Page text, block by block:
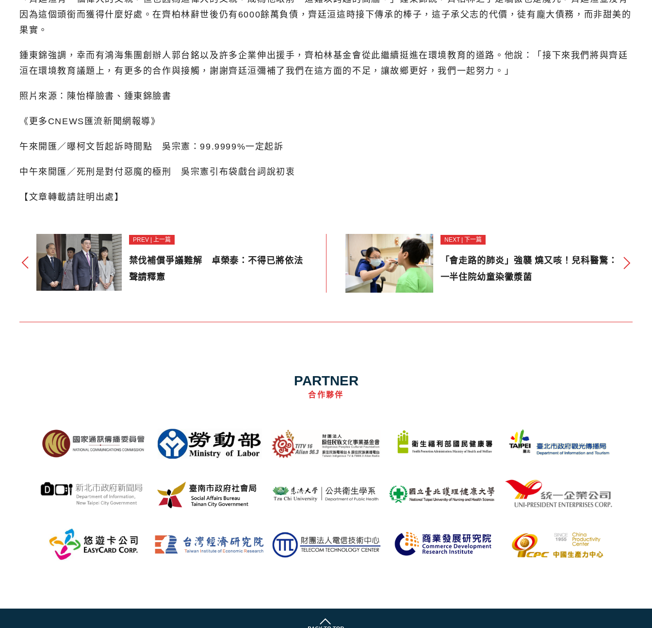
因為這個頭銜而獲得什麼好處。在齊柏林辭世後仍有6000餘萬負債，齊廷洹這時接下傳承的棒子，這子承父志的代價，徒有龐大債務，而非甜美的
果實。
鍾東錦強調，幸而有鴻海集團創辦人郭台銘以及許多企業伸出援手，齊柏林基金會從此繼續挺進在環境教育的道路。他說：「接下來我們將與齊廷
洹在環境教育議題上，有更多的合作與接觸，謝謝齊廷洹彌補了我們在這方面的不足，讓故鄉更好，我們一起努力。」
照片來源：陳怡樺臉書、鍾東錦臉書
《更多CNEWS匯流新聞網報導》
午來開匯／曝柯文哲起訴時間點 吳宗憲：99.9999%一定起訴
中午來開匯／死刑是對付惡魔的極刑 吳宗憲引布袋戲台詞說初衷
【文章轉載請註明出處】
PREV | 上一篇
禁伐補償爭議難解 卓榮泰：不得已將依法
聲請釋憲
NEXT | 下一篇
「會走路的肺炎」強襲 燒又咳！兒科醫驚：
一半住院幼童染黴漿菌
PARTNER
合作夥伴